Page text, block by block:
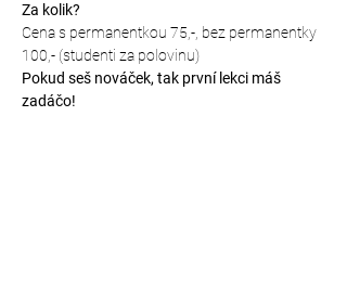
Za kolik?
Cena s permanentkou 75,-, bez permanentky
100,- (studenti za polovinu)
Pokud seš nováček, tak první lekci máš
zadáčo!